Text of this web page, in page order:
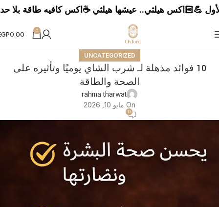
0
0.00
UNCATEGORIZED
10 فوائد مذهلة لـ شرب الشاي يوميًا وتأثيره على
الصحة والطاقة
‪rahma tharwat‬‏
On مايو 10, 2026
0
☕بن اوبرا " بن من الزمن الجميل " 🥛شاي بحليب.. شاي الطيبين 👩🏼‍⚕️الحليب الذهبي.. صحتك بالدنيا